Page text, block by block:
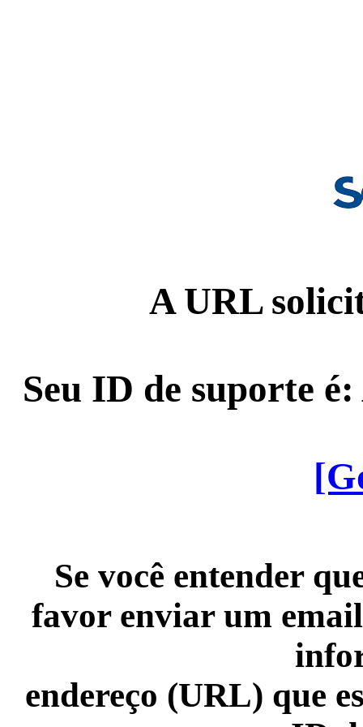
A URL
Seu ID de suporte
Se você entender
favor enviar um
endereço (URL) que